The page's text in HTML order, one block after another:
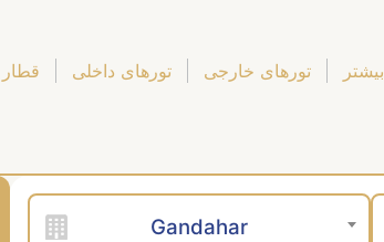
قطار تورهای داخلی تورهای خارجی بیشتر
Gandahar